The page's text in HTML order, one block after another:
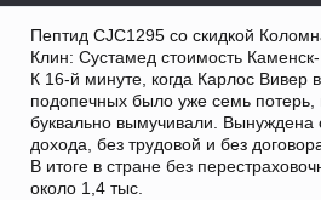
Пептид CJC1295 со скидкой
Клин: Сустамед стоимость
К 16-й минуте, когда Карлос Вивер
подопечных было уже семь потерь,
буквально вымучивали. Вынуждена
дохода, без трудовой и без
В итоге в стране без
около 1,4 тыс.